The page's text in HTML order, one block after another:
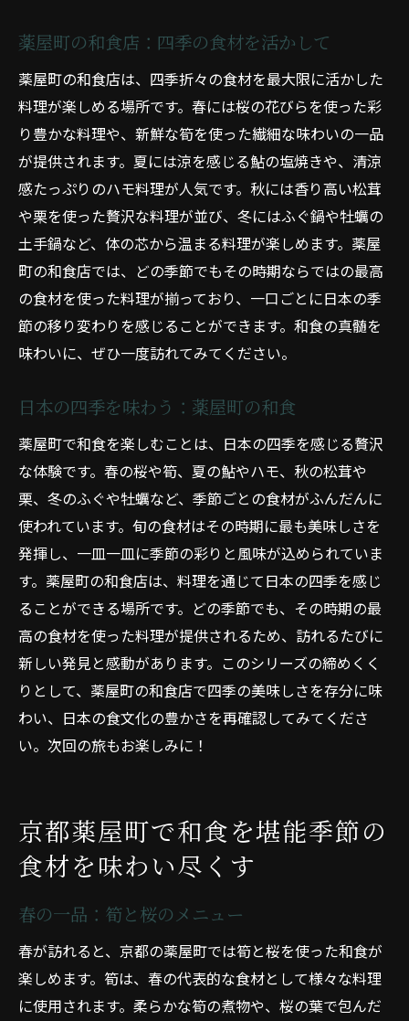
薬屋町の和食店：四季の食材を活かして
薬屋町の和食店は、四季折々の食材を最大限に活かした
料理が楽しめる場所です。春には桜の花びらを使った彩
り豊かな料理や、新鮮な筍を使った繊細な味わいの一品
が提供されます。夏には涼を感じる鮎の塩焼きや、清涼
感たっぷりのハモ料理が人気です。秋には香り高い松茸
や栗を使った贅沢な料理が並び、冬にはふぐ鍋や牡蠣の
土手鍋など、体の芯から温まる料理が楽しめます。薬屋
町の和食店では、どの季節でもその時期ならではの最高
の食材を使った料理が揃っており、一口ごとに日本の季
節の移り変わりを感じることができます。和食の真髄を
味わいに、ぜひ一度訪れてみてください。
日本の四季を味わう：薬屋町の和食
薬屋町で和食を楽しむことは、日本の四季を感じる贅沢
な体験です。春の桜や筍、夏の鮎やハモ、秋の松茸や
栗、冬のふぐや牡蠣など、季節ごとの食材がふんだんに
使われています。旬の食材はその時期に最も美味しさを
発揮し、一皿一皿に季節の彩りと風味が込められていま
す。薬屋町の和食店は、料理を通じて日本の四季を感じ
ることができる場所です。どの季節でも、その時期の最
高の食材を使った料理が提供されるため、訪れるたびに
新しい発見と感動があります。このシリーズの締めくく
りとして、薬屋町の和食店で四季の美味しさを存分に味
わい、日本の食文化の豊かさを再確認してみてくださ
い。次回の旅もお楽しみに！
京都薬屋町で和食を堪能季節の
食材を味わい尽くす
春の一品：筍と桜のメニュー
春が訪れると、京都の薬屋町では筍と桜を使った和食が
楽しめます。筍は、春の代表的な食材として様々な料理
に使用されます。柔らかな筍の煮物や、桜の葉で包んだ